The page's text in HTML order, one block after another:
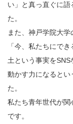
い」と真っ直ぐに
た。
また、神戸学院大
「今、私たちにで
土という事実を
動かす力になるとい
た。
私たち青年世代が
です。